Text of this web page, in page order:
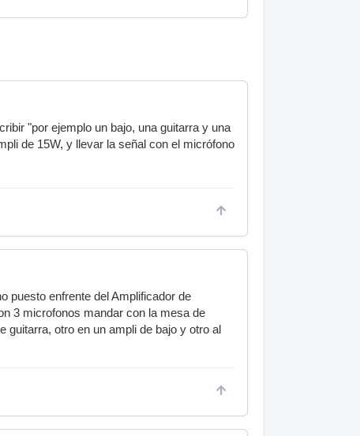
"por ejemplo un bajo, una guitarra y una
de 15W, y llevar la señal con el micrófono
puesto enfrente del Amplificador de
3 microfonos mandar con la mesa de
otro en un ampli de bajo y otro al